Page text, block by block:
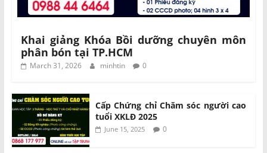
Khai giảng Khóa Bồi dưỡng chuyên môn
phân bón tại TP.HCM
March 31, 2026 minhtin 0
Cấp Chứng chỉ Chăm sóc người cao
tuổi XKLĐ 2025
June 15, 2025 0